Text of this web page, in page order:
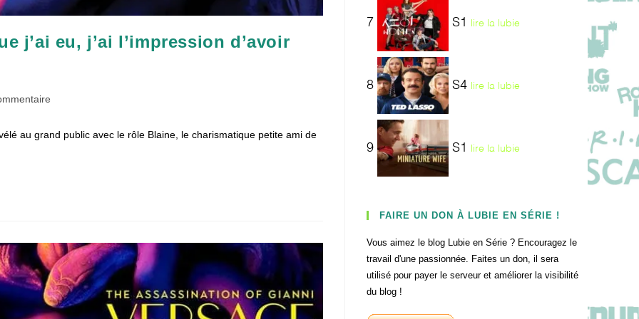
j’ai eu, j’ai l’impression d’avoir
au grand public avec le rôle Blaine, le charismatique petite ami de
7 S1 lire la lubie
8 S4 lire la lubie
9 S1 lire la lubie
FAIRE UN DON À LUBIE EN SÉRIE !
Vous aimez le blog Lubie en Série ? Encouragez le
travail d'une passionnée. Faites un don, il sera
utilisé pour payer le serveur et améliorer la visibilité
du blog !